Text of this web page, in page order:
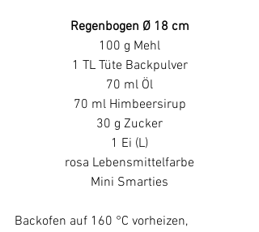
Regenbogen Ø 18 cm
100 g Mehl
1 TL Tüte Backpulver
70 ml Öl
70 ml Himbeersirup
30 g Zucker
1 Ei (L)
rosa Lebensmittelfarbe
Mini Smarties
Backofen auf 160 °C vorheizen,